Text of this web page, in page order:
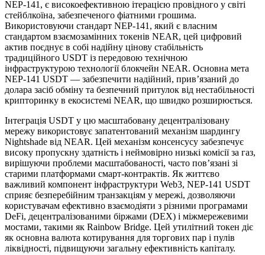
NEP-141, є високоефективною ітерацією провідного у світі
стейблкоїна, забезпеченого фіатними грошима.
Використовуючи стандарт NEP-141, який є власним
стандартом взаємозамінних токенів NEAR, цей цифровий
актив поєднує в собі надійну цінову стабільність
традиційного USDT із передовою технічною
інфраструктурою технології блокчейн NEAR. Основна мета
NEP-141 USDT — забезпечити надійний, прив’язаний до
долара засіб обміну та безпечний притулок від нестабільності
крипторинку в екосистемі NEAR, що швидко розширюється.
Інтеграція USDT у цю масштабовану децентралізовану
мережу використовує запатентований механізм шардингу
Nightshade від NEAR. Цей механізм консенсусу забезпечує
високу пропускну здатність і неймовірно низькі комісії за газ,
вирішуючи проблеми масштабованості, часто пов’язані зі
старими платформами смарт-контрактів. Як життєво
важливий компонент інфраструктури Web3, NEP-141 USDT
сприяє безперебійним транзакціям у мережі, дозволяючи
користувачам ефективно взаємодіяти з різними програмами
DeFi, децентралізованими біржами (DEX) і міжмережевими
мостами, такими як Rainbow Bridge. Цей утилітний токен діє
як основна валюта котирування для торгових пар і пулів
ліквідності, підвищуючи загальну ефективність капіталу.